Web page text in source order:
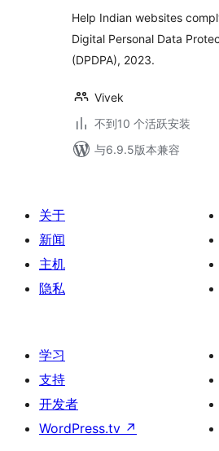
Help Indian websites
Digital Personal Data
(DPDPA), 2023.
Vivek
不到10 个活跃安装
与6.9.5版本兼容
关于
新闻
主机
隐私
学习
支持
开发者
WordPress.tv ↗